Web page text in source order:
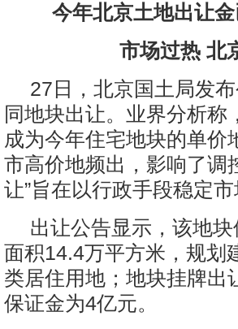
今年北京土地出让
市场过热 北
27日，北京国土局发
同地块出让。业界分析
成为今年住宅地块的单价
市高价地频出，影响了调
让”旨在以行政手段稳定市
出让公告显示，该地
面积14.4万平方米，规划
类居住用地；地块挂牌出
保证金为4亿元。